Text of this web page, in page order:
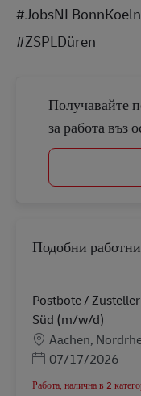
#JobsNLBonnKoeln
#ZSPLDüren
Получавайте
за работа въз
Подобни
Postbote /
Süd (m/w/d)
Местоположение
Aachen,
Posted Date
07/17/2026
Работа, налична в 2